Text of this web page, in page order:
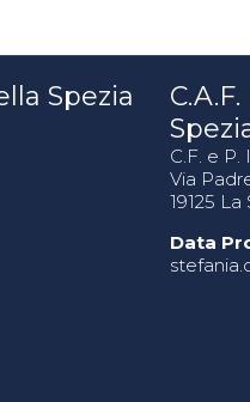
Spezia
C.F. e P.
Via
19125 La
Data